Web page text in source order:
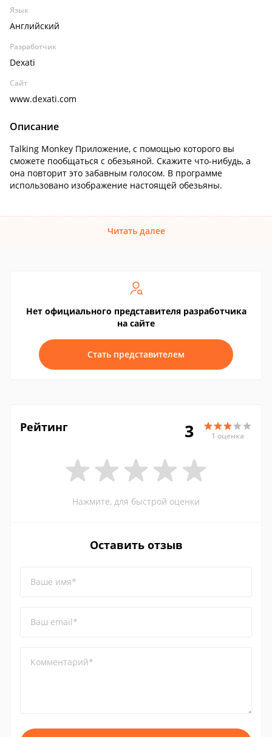
Язык
Английский
Разработчик
Dexati
Сайт
www.dexati.com
Описание
Talking Monkey Приложение, с помощью которого вы
сможете пообщаться с обезьяной. Скажите что-нибудь, а
она повторит это забавным голосом. В программе
использовано изображение настоящей обезьяны.
Читать далее
Нет официального представителя разработчика
на сайте
Стать представителем
Рейтинг 3 1 оценка
Нажмите, для быстрой оценки
Оставить отзыв
Ваше имя*
Ваш email*
Комментарий*